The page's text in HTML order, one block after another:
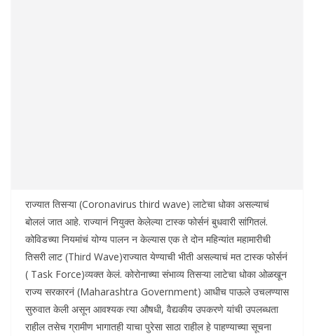
राज्यात तिसऱ्या (Coronavirus third wave) लाटेचा धोका असल्याचं
बोललं जात आहे. राज्यानं नियुक्त केलेल्या टास्क फोर्सनं बुधवारी सांगितलं.
कोविडच्या नियमांचं योग्य पालन न केल्यास एक ते दोन महिन्यांत महामारीची
तिसरी लाट (Third Wave)राज्यात येण्याची भीती असल्याचं मत टास्क फोर्सनं
( Task Force)व्यक्त केलं. कोरोनाच्या संभाव्य तिसऱ्या लाटेचा धोका ओळखून
राज्य सरकारनं (Maharashtra Government) आधीच पाऊले उचलण्यास
सुरुवात केली असून आवश्यक त्या औषधी, वैद्यकीय उपकरणे यांची उपलब्धता
राहील तसेच ग्रामीण भागातही याचा पुरेसा साठा राहील हे पाहण्याच्या सूचना